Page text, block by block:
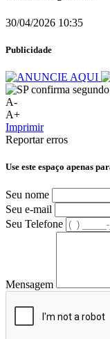
30/04/2026 10:35
Publicidade
A-
A+
Imprimir
Reportar erros
Use este espaço apenas
Seu nome
Seu e-mail
Seu Telefone
Mensagem